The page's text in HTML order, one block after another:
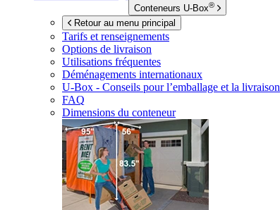
Conteneurs U-Box®
Retour au menu principal
Tarifs et renseignements
Options de livraison
Utilisations fréquentes
Déménagements internationaux
U-Box - Conseils pour l’emballage et la livraison
FAQ
Dimensions du conteneur